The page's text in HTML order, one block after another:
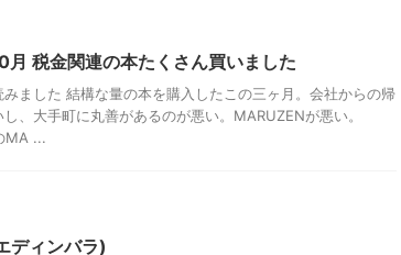
月 税金関連の本たくさん買いました
ました 結構な量の本を購入したこの三ヶ月。会社からの帰
、大手町に丸善があるのが悪い。MARUZENが悪い。
MA ...
ディンバラ)